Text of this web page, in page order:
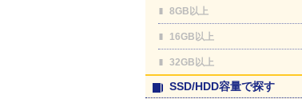
8GB以上
16GB以上
32GB以上
SSD/HDD容量で探す